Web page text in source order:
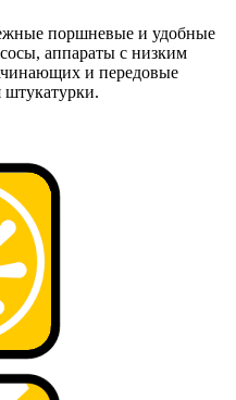
поршневые и удобные
аппараты с низким
и передовые
штукатурки.